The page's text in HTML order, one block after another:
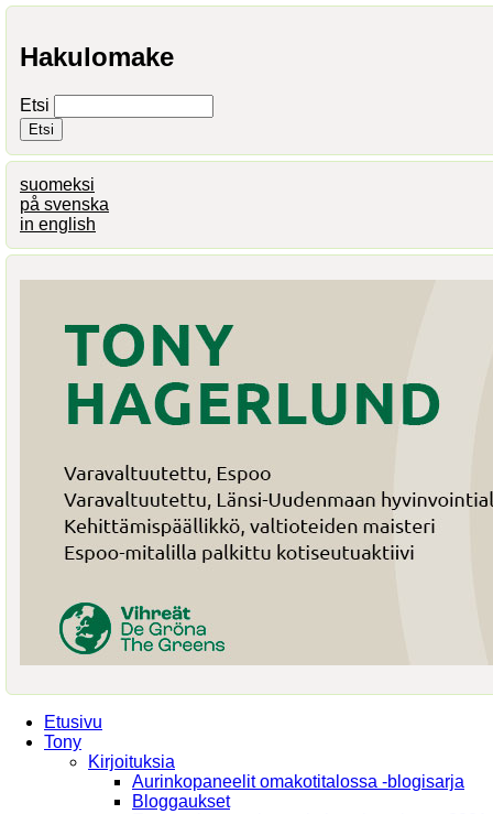
Hakulomake
Etsi
suomeksi
på svenska
in english
Etusivu
Tony
Kirjoituksia
Aurinkopaneelit omakotitalossa -blogisarja
Bloggaukset